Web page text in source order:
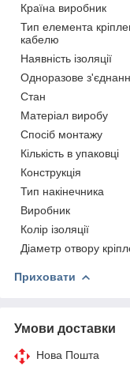
Країна виробник
Тип елемента
кабелю
Наявність ізоляції
Одноразове
Стан
Матеріал виробу
Спосіб монтажу
Кількість в упаковці
Конструкція
Тип накінечника
Виробник
Колір ізоляції
Діаметр отвору
Приховати
Умови доставки
Нова Пошта